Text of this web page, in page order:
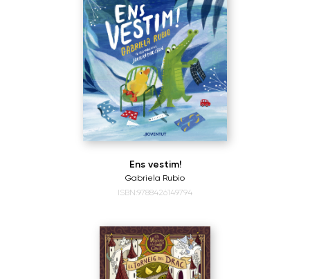
Ens vestim!
Gabriela Rubio
ISBN:9788426149794